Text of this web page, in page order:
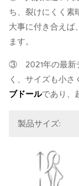
ち、裂けにくく素
大事に付き合えば
ます。
③ 2021年の最新
く、サイズも小さ
ブドールであり、
製品サイズ: